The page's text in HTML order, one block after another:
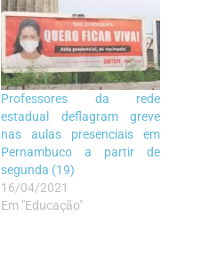
Professores da rede
estadual deflagram greve
nas aulas presenciais em
Pernambuco a partir de
segunda (19)
16/04/2021
Em "Educação"